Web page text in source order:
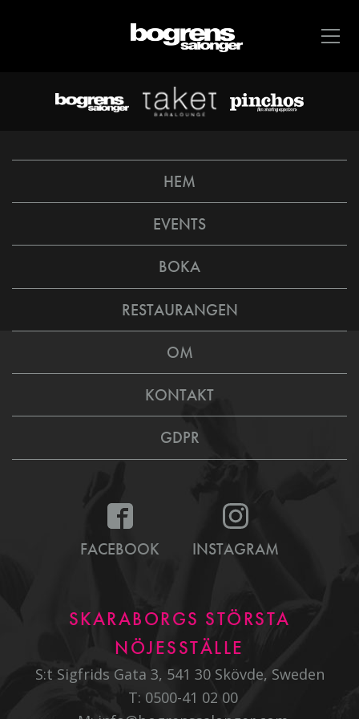
HEM
EVENTS
BOKA
RESTAURANGEN
OM
KONTAKT
GDPR
FACEBOOK INSTAGRAM
SKARABORGS STÖRSTA
NÖJESSTÄLLE
S:t Sigfrids Gata 3, 541 30 Skövde, Sweden
T: 0500-41 02 00